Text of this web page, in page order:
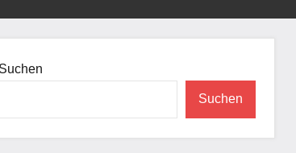
Suchen
Suchen